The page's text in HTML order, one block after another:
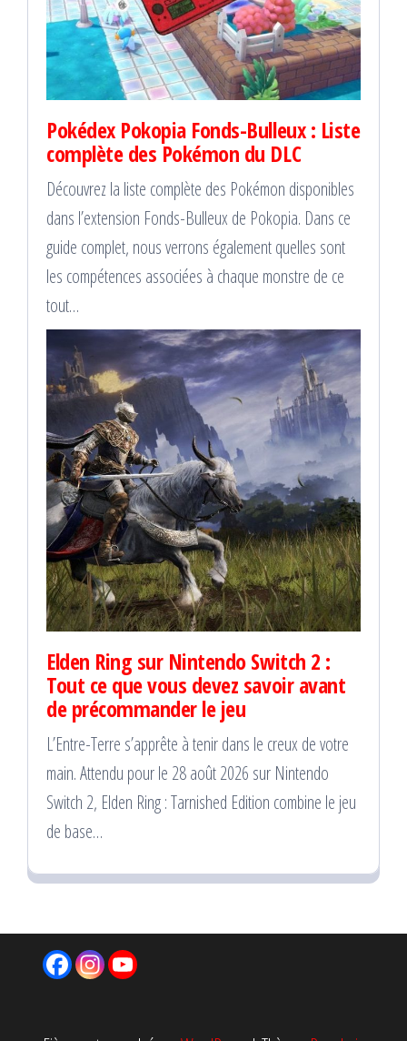
Pokédex Pokopia Fonds-Bulleux : Liste
complète des Pokémon du DLC
Découvrez la liste complète des Pokémon disponibles
dans l’extension Fonds-Bulleux de Pokopia. Dans ce
guide complet, nous verrons également quelles sont
les compétences associées à chaque monstre de ce
tout…
Elden Ring sur Nintendo Switch 2 :
Tout ce que vous devez savoir avant
de précommander le jeu
L’Entre-Terre s’apprête à tenir dans le creux de votre
main. Attendu pour le 28 août 2026 sur Nintendo
Switch 2, Elden Ring : Tarnished Edition combine le jeu
de base…